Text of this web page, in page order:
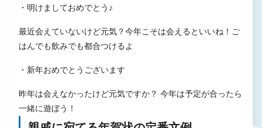
・明けましておめでとう♪
最近会えていないけど元気？今年こそは会えるといいね！ご
はんでも飲みでも都合つけるよ
・新年おめでとうございます
昨年は会えなかったけど元気ですか？ 今年は予定が合ったら
一緒に遊ぼう！